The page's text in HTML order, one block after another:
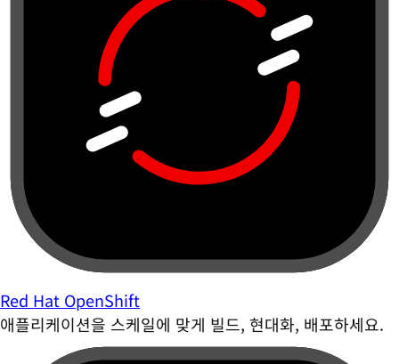
Red Hat OpenShift
애플리케이션을 스케일에 맞게 빌드, 현대화, 배포하세요.